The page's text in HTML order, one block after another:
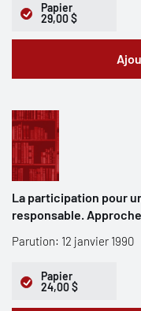
Papier
29,00 $
La participation pour
responsable.
Parution: 12 janvier 1990
Papier
24,00 $